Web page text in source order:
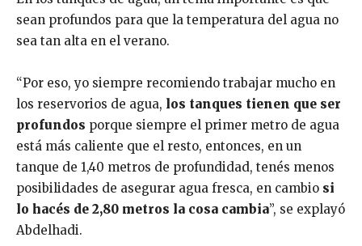
sean profundos para que la temperatura del agua no
sea tan alta en el verano.
“Por eso, yo siempre recomiendo trabajar mucho en
los reservorios de agua, los tanques tienen que ser
profundos porque siempre el primer metro de agua
está más caliente que el resto, entonces, en un
tanque de 1,40 metros de profundidad, tenés menos
posibilidades de asegurar agua fresca, en cambio si
lo hacés de 2,80 metros la cosa cambia”, se explayó
Abdelhadi.